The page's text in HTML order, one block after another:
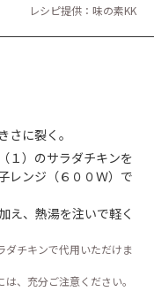
レシピ提供：味の素KK
に裂く。
１）のサラダチキンを
レンジ（６００Ｗ）で
え、熱湯を注いで軽く
ダチキンで代用いただけま
、充分ご注意ください。